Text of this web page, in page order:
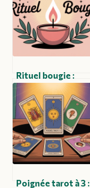
Rituel bougie :
comment utiliser
les bougies pour
un rituel puissant
et aligné
Poignée tarot à 3 :